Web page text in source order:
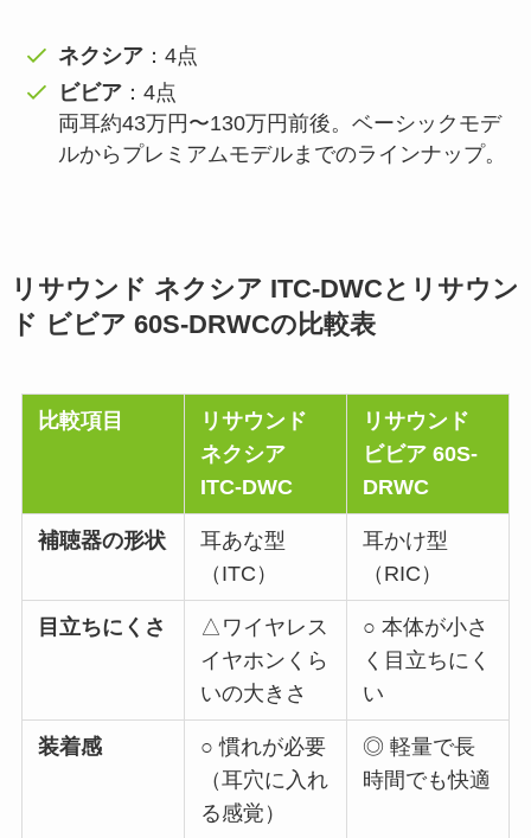
ネクシア ：4点
ビビア ：4点
両耳約43万円〜130万円前後。ベーシックモデ
ルからプレミアムモデルまでのラインナップ。
リサウンド ネクシア ITC-DWCとリサウン
ド ビビア 60S-DRWCの比較表
比較項目
リサウンド
ネクシア
ITC-DWC
リサウンド
ビビア 60S-
DRWC
補聴器の形状
耳あな型
（ITC）
耳かけ型
（RIC）
目立ちにくさ
△ワイヤレス
イヤホンくら
いの大きさ
○ 本体が小さ
く目立ちにく
い
装着感
○ 慣れが必要
（耳穴に入れ
る感覚）
◎ 軽量で長
時間でも快適